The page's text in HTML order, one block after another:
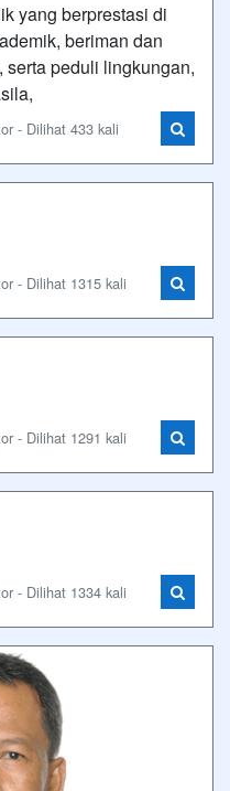
yang berprestasi di
beriman dan
peduli lingkungan,
- Dilihat 433 kali
- Dilihat 1315 kali
- Dilihat 1291 kali
- Dilihat 1334 kali